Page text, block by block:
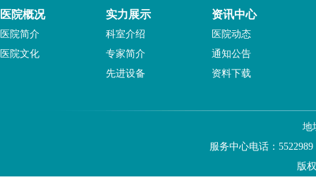
医院概况
医院简介
医院文化
实力展示
科室介绍
专家简介
先进设备
资讯中心
医院动态
通知公告
资料下载
地
服务中心电话：
版